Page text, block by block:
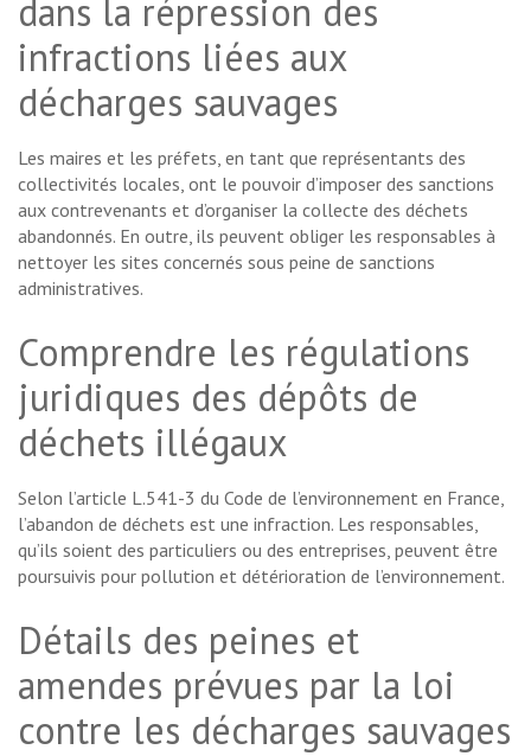
dans la répression des
infractions liées aux
décharges sauvages
Les maires et les préfets, en tant que représentants des
collectivités locales, ont le pouvoir d’imposer des sanctions
aux contrevenants et d’organiser la collecte des déchets
abandonnés. En outre, ils peuvent obliger les responsables à
nettoyer les sites concernés sous peine de sanctions
administratives.
Comprendre les régulations
juridiques des dépôts de
déchets illégaux
Selon l’article L.541-3 du Code de l’environnement en France,
l’abandon de déchets est une infraction. Les responsables,
qu’ils soient des particuliers ou des entreprises, peuvent être
poursuivis pour pollution et détérioration de l’environnement.
Détails des peines et
amendes prévues par la loi
contre les décharges sauvages